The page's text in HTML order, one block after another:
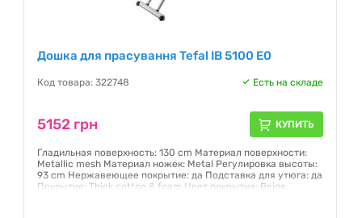
Дошка для прасування Tefal IB 5100 E0
Код товара: 322748 Есть на складе
5152 грн КУПИТЬ
Гладильная поверхность: 130 cm Материал поверхности:
Metallic mesh Материал ножек: Metal Регулировка высоты:
93 cm Нержавеющее покрытие: да Подставка для утюга: да
Покрытие: Thick cotton & foam Цвет покрытия: Beige